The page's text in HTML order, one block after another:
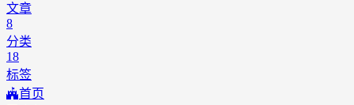
文章
8
分类
18
标签
首页